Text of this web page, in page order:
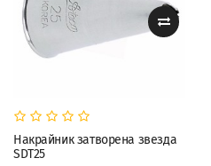
Накрайник затворена звезда
SDT25